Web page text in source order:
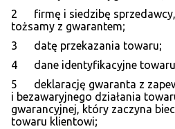
2 firmę i siedzibę sprzedawcy,
tożsamy z gwarantem;
3 datę przekazania towaru;
4 dane identyfikacyjne
5 deklarację gwaranta z
i bezawaryjnego działania
gwarancyjnej, który zaczyna
towaru klientowi;